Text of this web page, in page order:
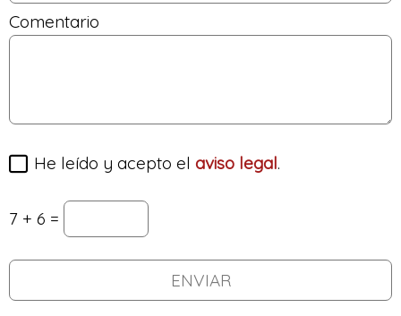
Comentario
He leído y acepto el aviso legal.
7 + 6 =